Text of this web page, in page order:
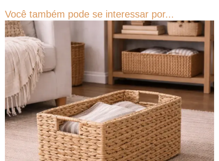
Você também pode se interessar por...